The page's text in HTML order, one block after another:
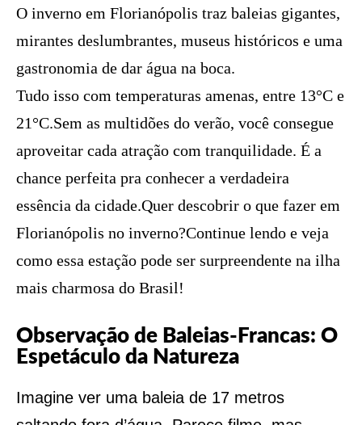
O inverno em Florianópolis traz baleias gigantes,
mirantes deslumbrantes, museus históricos e uma
gastronomia de dar água na boca.
Tudo isso com temperaturas amenas, entre 13°C e
21°C.Sem as multidões do verão, você consegue
aproveitar cada atração com tranquilidade. É a
chance perfeita pra conhecer a verdadeira
essência da cidade.Quer descobrir o que fazer em
Florianópolis no inverno?Continue lendo e veja
como essa estação pode ser surpreendente na ilha
mais charmosa do Brasil!
Observação de Baleias-Francas: O
Espetáculo da Natureza
Imagine ver uma baleia de 17 metros